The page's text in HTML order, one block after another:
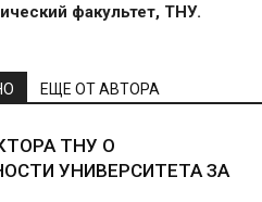
факультет, ТНУ.
ЕЩЕ ОТ АВТОРА
ТНУ О
УНИВЕРСИТЕТА ЗА